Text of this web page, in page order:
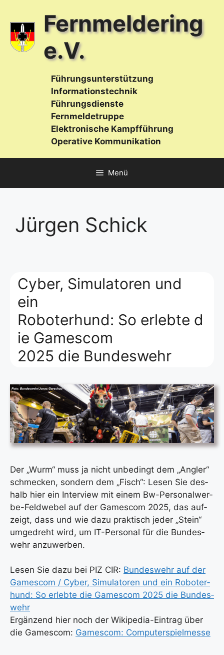
springen
Fernmeldering
e.V.
Führungsunterstützung
Informationstechnik
Führungsdienste
Fernmeldetruppe
Elektronische Kampfführung
Operative Kommunikation
Menü
Jürgen Schick
Cyber, Simulatoren und
ein
Roboterhund: So erlebte d
ie Gamescom
2025 die Bundeswehr
Der „Wurm“ muss ja nicht unbe­dingt dem „Ang­ler“
schme­cken, son­dern dem „Fisch“: Lesen Sie des­
halb hier ein Inter­view mit einem Bw-Per­so­nal­wer­
be-Feld­we­bel auf der Games­com 2025, das auf­
zeigt, dass und wie dazu prak­tisch jeder „Stein“
umge­dreht wird, um IT-Per­so­nal für die Bun­des­
wehr anzu­wer­ben.
Lesen Sie dazu bei PIZ CIR: Bun­des­wehr auf der
Games­com / Cyber, Simu­la­to­ren und ein Robo­ter­
hund: So erleb­te die Games­com 2025 die Bun­des­
wehr
Ergän­zend hier noch der Wiki­pe­dia-Ein­trag über
die Games­com: Games­com: Com­pu­ter­spiel­mes­se